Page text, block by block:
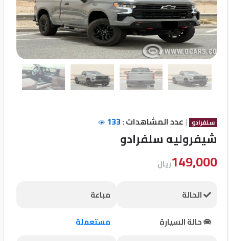
تسجيل
الدخول
English
مستثمري
المعارض
سلفرادو | عدد المشاهدات :133
شيفروليه سلفرادو
149,000ريال
الحالة
مباعة
حالة السيارة
مستعملة